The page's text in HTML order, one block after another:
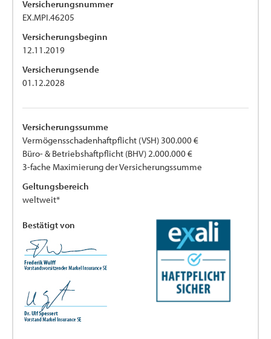
Versicherungsnummer
EX.MPI.46205
Versicherungsbeginn
12.11.2019
Versicherungsende
01.12.2028
Versicherungssumme
Vermögensschadenhaftpflicht (VSH) 300.000 €
Büro- & Betriebshaftpflicht (BHV) 2.000.000 €
3-fache Maximierung der Versicherungssumme
Geltungsbereich
weltweit*
Bestätigt von